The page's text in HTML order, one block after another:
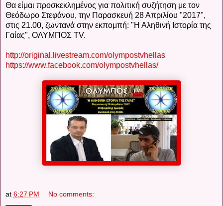
Θα είμαι προσκεκλημένος για πολιτική συζήτηση με τον
Θεόδωρο Στεφάνου, την Παρασκευή 28 Απριλίου "2017",
στις 21.00, ζωντανά στην εκπομπή: "Η Αληθινή Ιστορία της
Γαίας", ΟΛΥΜΠΟΣ TV.
http://original.livestream.com/olympostvhellas
https://www.facebook.com/olympostvhellas/
at 6:27 PM No comments: